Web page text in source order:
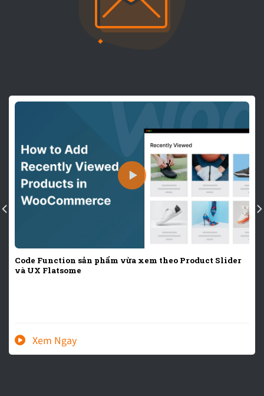
Code Function sản phẩm vừa xem theo Product Slider
và UX Flatsome